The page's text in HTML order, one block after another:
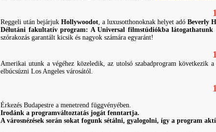
Reggeli után bejárjuk Hollywoodot, a luxusotthonoknak helyet adó Beverly
Délutáni fakultatív program: A Universal filmstúdiókba látogathatunk
szórakozás garantált kicsik és nagyok számára egyaránt!
Amerikai utunk a végéhez közeledik, az utolsó szabadprogram következik
elbúcsúzni Los Angeles városától.
Érkezés Budapestre a menetrend függvényében.
Irodánk a programváltoztatás jogát fenntartja.
A városnézések során sokat fogunk sétálni, gyalogolni, így a program